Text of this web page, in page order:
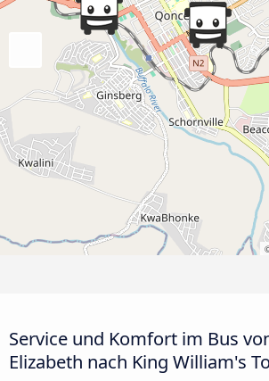
Service und Komfort im Bus
Elizabeth nach King William's